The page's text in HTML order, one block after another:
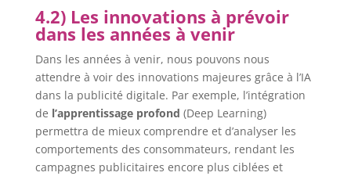
4.2) Les innovations à prévoir
dans les années à venir
Dans les années à venir, nous pouvons nous
attendre à voir des innovations majeures grâce à l’IA
dans la publicité digitale. Par exemple, l’intégration
de l’apprentissage profond (Deep Learning)
permettra de mieux comprendre et d’analyser les
comportements des consommateurs, rendant les
campagnes publicitaires encore plus ciblées et